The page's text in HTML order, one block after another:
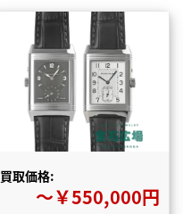
買取価格:
〜￥550,000円